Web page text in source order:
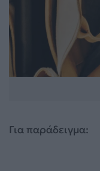
Για παράδειγμα: